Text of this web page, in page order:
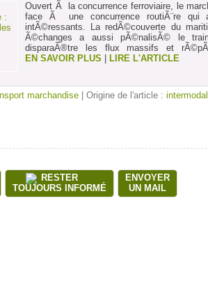
Ouvert Ã la concurrence ferroviaire, le
face Ã une concurrence routiÃ¨re qui
intÃ©ressants. La redÃ©couverte du
Ã©changes a aussi pÃ©nalisÃ© le
disparaÃ®tre les flux massifs et
EN SAVOIR PLUS
LIRE L'ARTICLE
marchandise | Origine de l'article :
RESTER
TOUJOURS INFORMÉ
ENVOYER
UN MAIL